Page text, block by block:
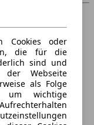
Cookies oder
die für die
sind und
der Webseite
als Folge
um wichtige